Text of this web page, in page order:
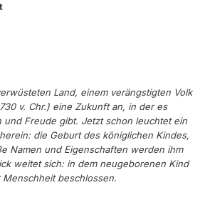
Land, einem verängstigten Volk
v. Chr.) eine Zukunft an, in der es
und Freude gibt. Jetzt schon leuchtet ein
die Geburt des königlichen Kindes,
Namen und Eigenschaften werden ihm
weitet sich: in dem neugeborenen Kind
beschlossen.